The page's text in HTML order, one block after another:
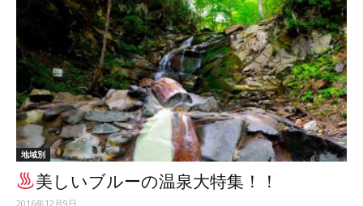
地域別
美しいブルーの温泉大特集！！
2016年12月9日